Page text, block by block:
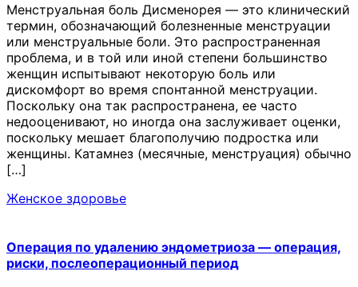
Менструальная боль Дисменорея — это клинический
термин, обозначающий болезненные менструации
или менструальные боли. Это распространенная
проблема, и в той или иной степени большинство
женщин испытывают некоторую боль или
дискомфорт во время спонтанной менструации.
Поскольку она так распространена, ее часто
недооценивают, но иногда она заслуживает оценки,
поскольку мешает благополучию подростка или
женщины. Катамнез (месячные, менструация) обычно
[…]
Женское здоровье
Операция по удалению эндометриоза — операция,
риски, послеоперационный период